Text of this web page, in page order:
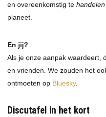
en overeenkomstig te handelen
planeet.
En jij?
Als je onze aanpak waardeert,
en vrienden. We zouden het
ontmoeten op Bluesky.
Discutafel in het kort